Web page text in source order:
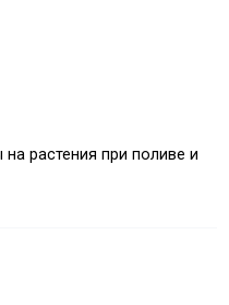
растения при поливе и